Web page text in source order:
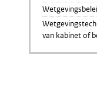
van kabinet of